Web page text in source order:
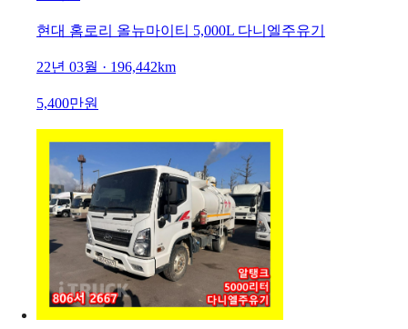
현대 홈로리 올뉴마이티 5,000L 다니엘주유기
22년 03월 · 196,442km
5,400만원